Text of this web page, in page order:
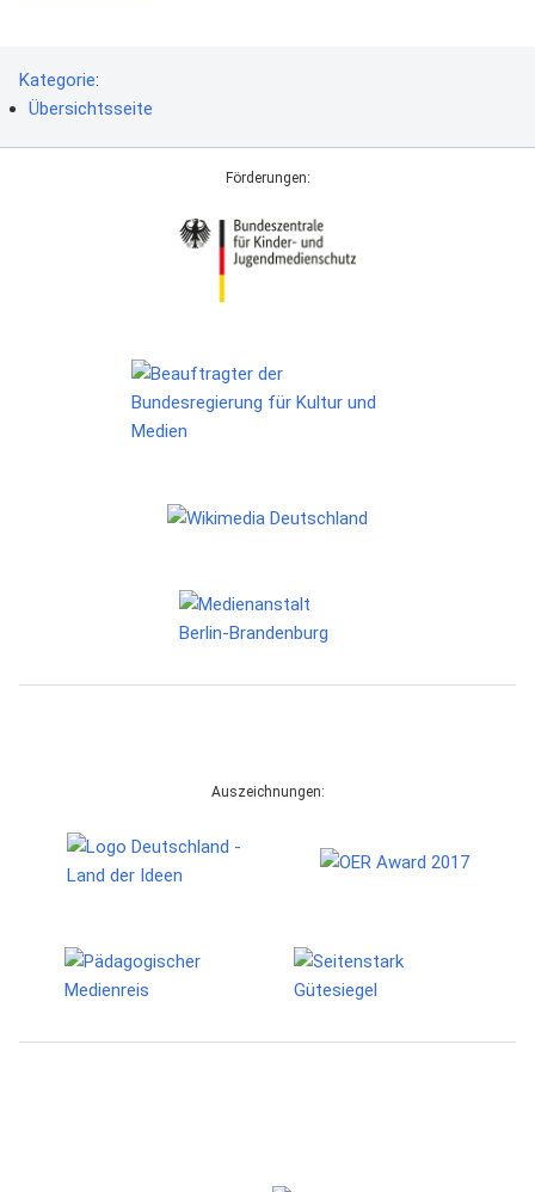
Kategorie:
Übersichtsseite
Förderungen:
Auszeichnungen: